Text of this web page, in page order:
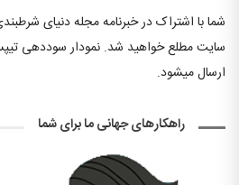
شما با اشتراک در خبرنامه مجله دنیای
سایت مطلع خواهید شد. نمودار سوددهی
ارسال میشود.
راهکارهای جهانی ما برای شما